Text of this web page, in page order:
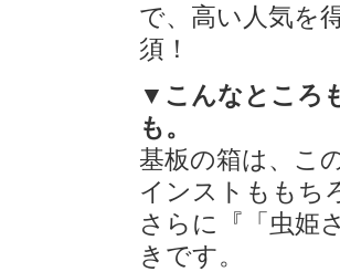
で、高い人気を
須！
▼こんなところ
も。
基板の箱は、こ
インストももち
さらに『「虫姫
きです。